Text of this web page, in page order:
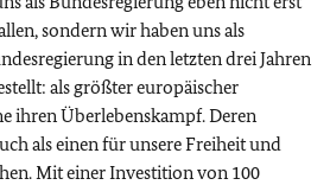
sondern wir haben uns als
in den letzten drei Jahren
als größter europäischer
ihren Überlebenskampf. Deren
als einen für unsere Freiheit und
Mit einer Investition von 100